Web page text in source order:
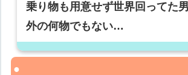
乗り物も用意せず世界回ってた
外の何物でもない…